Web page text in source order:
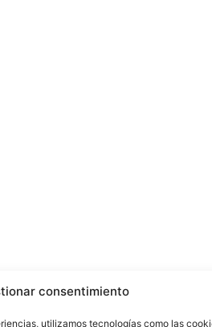
consentimiento
utilizamos tecnologías como las